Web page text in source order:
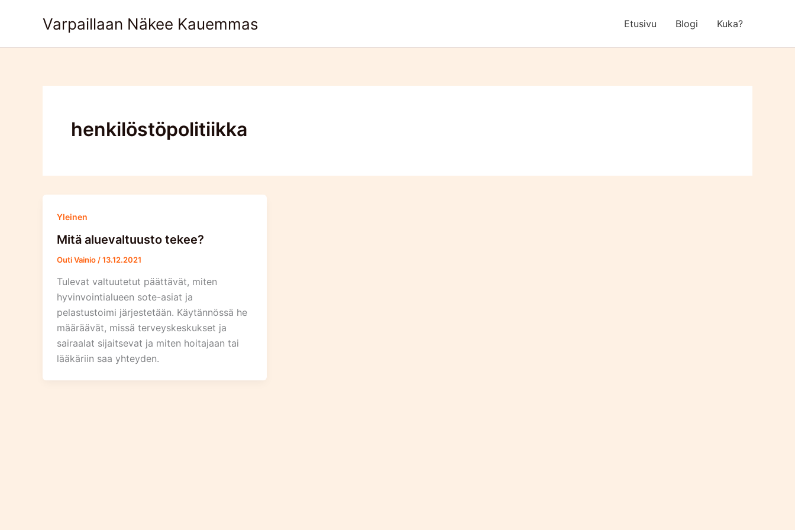
Varpaillaan Näkee Kauemmas Etusivu Blogi Kuka?
henkilöstöpolitiikka
Yleinen
Mitä aluevaltuusto tekee?
Outi Vainio /13.12.2021
Tulevat valtuutetut päättävät, miten
hyvinvointialueen sote-asiat ja
pelastustoimi järjestetään. Käytännössä he
määräävät, missä terveyskeskukset ja
sairaalat sijaitsevat ja miten hoitajaan tai
lääkäriin saa yhteyden.